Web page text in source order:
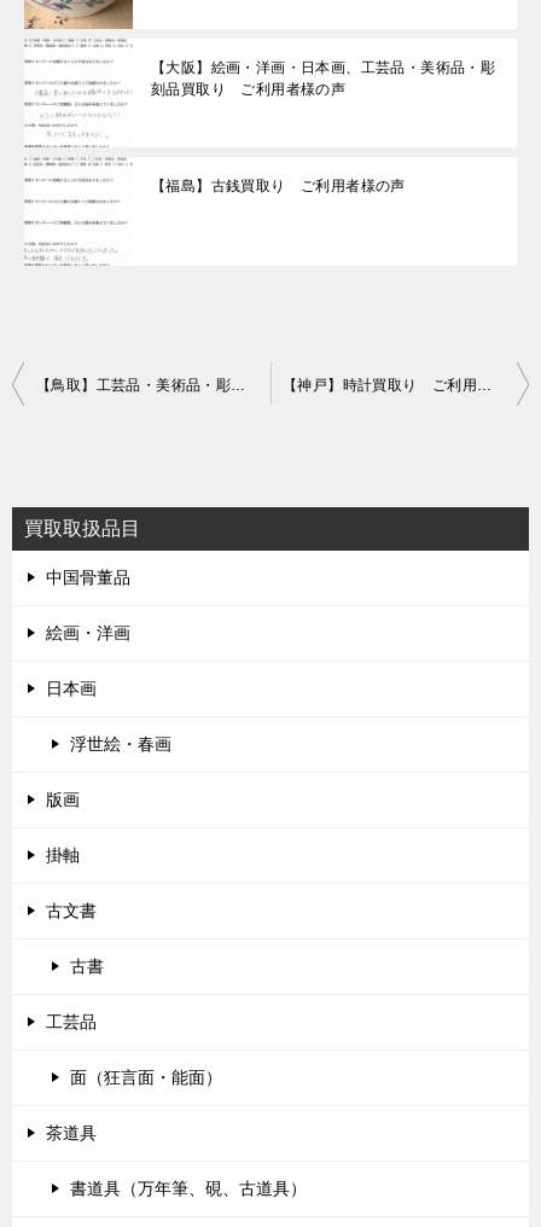
【大阪】絵画・洋画・日本画、工芸品・美術品・彫
刻品買取り ご利用者様の声
【福島】古銭買取り ご利用者様の声
投
ゲ
ー
ン
買取取扱品目
中国骨董品
絵画・洋画
日本画
浮世絵・春画
版画
掛軸
古文書
古書
工芸品
面（狂言面・能面）
茶道具
書道具（万年筆、硯、古道具）